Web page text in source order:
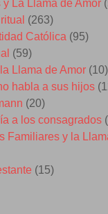
La Llama de Amor
(263)
Católica (95)
(59)
Llama de Amor (10)
habla a sus hijos
(20)
a los consagrados
Familiares y la
(15)